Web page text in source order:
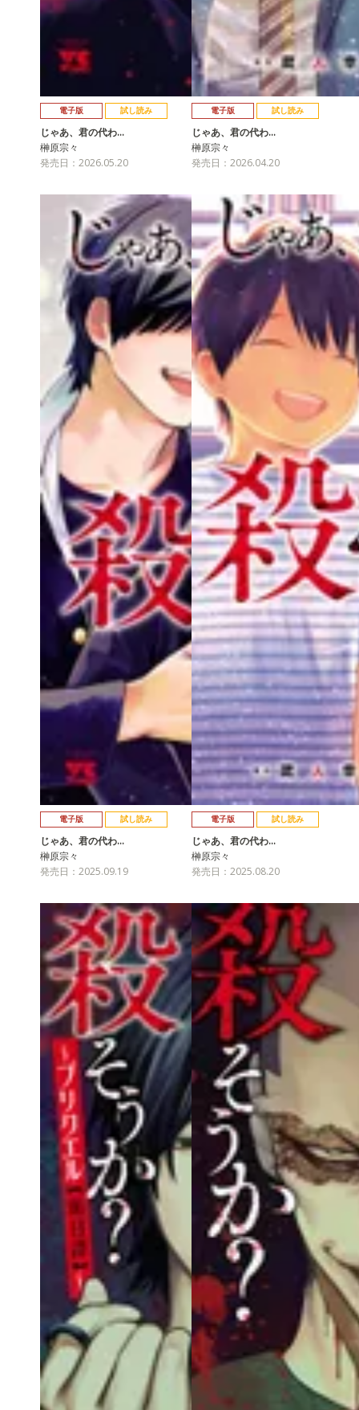
電子版 試し読み
じゃあ、君の代わ…
榊原宗々
発売日：2026.05.20
電子版 試し読み
じゃあ、君の代わ…
榊原宗々
発売日：2026.04.20
電子版 試し読み
じゃあ、君の代わ…
榊原宗々
発売日：2025.09.19
電子版 試し読み
じゃあ、君の代わ…
榊原宗々
発売日：2025.08.20